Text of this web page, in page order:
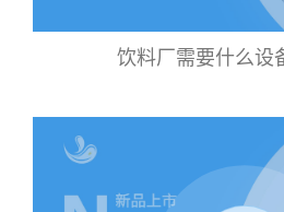
饮料厂需要什么设